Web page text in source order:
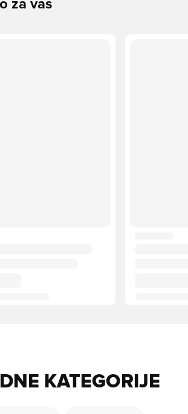
za vas
KATEGORIJE